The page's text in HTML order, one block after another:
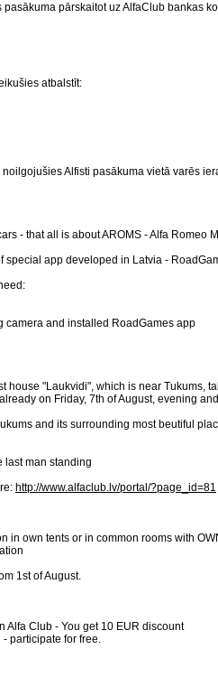
pārskaitot uz AlfaClub bankas
atbalstīt:
Alfisti pasākuma vietā varēs
- that all is about AROMS - Alfa
special app developed in Latvia -
and installed RoadGames app
"Laukvidi", which is near Tukums,
on Friday, 7th of August, evening
and its surrounding most beutiful
man standing
http://www.alfaclub.lv/portal/?page_id=81
in own tents or in common rooms with
1st of August.
Club - You get 10 EUR discount
participate for free.